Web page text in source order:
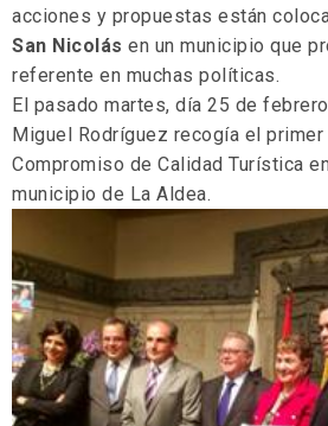
acciones y propuestas están
San Nicolás en un municipio que
referente en muchas políticas.
El pasado martes, día 25 de
Miguel Rodríguez recogía el
Compromiso de Calidad Turística
municipio de La Aldea.